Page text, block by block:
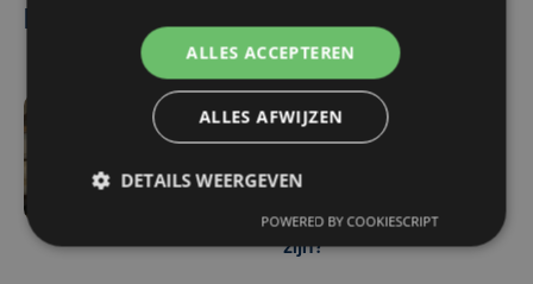
Lees ook
vr 13 maart | 16:17
legt opnieuw de eed af:
zou het de laatste keer
zijn?
ALLES ACCEPTEREN
ALLES AFWIJZEN
DETAILS WEERGEVEN
POWERED BY COOKIESCRIPT